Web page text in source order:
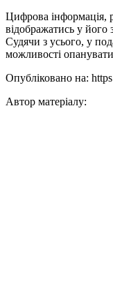
Цифрова інформація,
відображатись у
Судячи з усього, у
можливості
Опубліковано на:
Автор матеріалу: